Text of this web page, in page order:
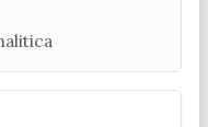
- Torre del Mar
, Analitica